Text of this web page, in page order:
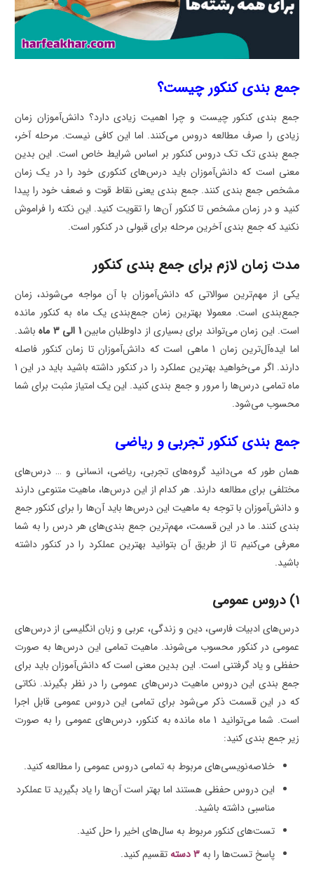
جمع بندی کنکور چیست؟
جمع بندی کنکور چیست و چرا اهمیت زیادی دارد؟ دانش‌آموزان زمان
زیادی را صرف مطالعه دروس می‌کنند. اما این کافی نیست. مرحله آخر،
جمع بندی تک تک دروس کنکور بر اساس شرایط خاص است. این بدین
معنی است که دانش‌آموزان باید درس‌های کنکوری خود را در یک زمان
مشخص جمع بندی کنند. جمع بندی یعنی نقاط قوت و ضعف خود را پیدا
کنید و در زمان مشخص تا کنکور آن‌ها را تقویت کنید. این نکته را فراموش
نکنید که جمع بندی آخرین مرحله برای قبولی در کنکور است.
مدت زمان لازم برای جمع بندی کنکور
یکی از مهم‌ترین سوالاتی که دانش‌آموزان با آن مواجه می‌شوند، زمان
جمع‌بندی است. معمولا بهترین زمان جمع‌بندی یک ماه به کنکور مانده
است. این زمان می‌تواند برای بسیاری از داوطلبان مابین1 الی 3 ماه
باشد.
اما ایده‌آل‌ترین زمان 1 ماهی است که دانش‌آموزان تا زمان کنکور فاصله
دارند. اگر می‌خواهید بهترین عملکرد را در کنکور داشته باشید باید در این 1
ماه تمامی درس‌ها را مرور و جمع بندی کنید. این یک امتیاز مثبت برای شما
محسوب می‌شود.
جمع بندی کنکور تجربی و ریاضی
همان طور که می‌دانید گروه‌های تجربی، ریاضی، انسانی و … درس‌های
مختلفی برای مطالعه دارند. هر کدام از این درس‌ها، ماهیت متنوعی دارند
و دانش‌آموزان با توجه به ماهیت این درس‌ها باید آن‌ها را برای کنکور جمع
بندی کنند. ما در این قسمت، مهم‌ترین جمع بندی‌های هر درس را به شما
معرفی می‌کنیم تا از طریق آن بتوانید بهترین عملکرد را در کنکور داشته
باشید.
1) دروس عمومی
درس‌های ادبیات فارسی، دین و زندگی، عربی و زبان انگلیسی از درس‌های
عمومی در کنکور محسوب می‌شوند. ماهیت تمامی این درس‌ها به صورت
حفظی و یاد گرفتنی است. این بدین معنی است که دانش‌آموزان باید برای
جمع بندی این دروس ماهیت درس‌های عمومی را در نظر بگیرند. نکاتی
که در این قسمت ذکر می‌شود برای تمامی این دروس عمومی قابل اجرا
است. شما می‌توانید 1 ماه مانده به کنکور، درس‌های عمومی را به صورت
زیر جمع بندی کنید:
خلاصه‌نویسی‌های مربوط به تمامی دروس عمومی را مطالعه کنید.
این دروس حفظی هستند اما بهتر است آن‌ها را یاد بگیرید تا عملکرد
مناسبی داشته باشید.
تست‌های کنکور مربوط به سال‌های اخیر را حل کنید.
پاسخ تست‌ها را به
تقسیم کنید.